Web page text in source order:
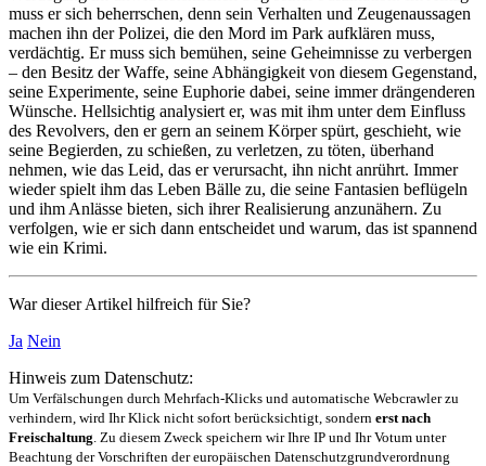
muss er sich beherr­schen, denn sein Verhalten und Zeugen­aussa­gen
machen ihn der Polizei, die den Mord im Park aufklären muss,
verdächtig. Er muss sich bemühen, seine Geheim­nisse zu verbergen
– den Besitz der Waffe, seine Ab­hängig­keit von diesem Gegen­stand,
seine Experi­mente, seine Euphorie dabei, seine immer drängen­deren
Wünsche. Hell­sichtig analy­siert er, was mit ihm unter dem Einfluss
des Revolvers, den er gern an seinem Körper spürt, geschieht, wie
seine Begierden, zu schießen, zu verletzen, zu töten, überhand
nehmen, wie das Leid, das er verursacht, ihn nicht anrührt. Immer
wieder spielt ihm das Leben Bälle zu, die seine Fantasien beflügeln
und ihm Anlässe bieten, sich ihrer Realisie­rung anzu­nähern. Zu
verfolgen, wie er sich dann ent­scheidet und warum, das ist spannend
wie ein Krimi.
War dieser Artikel hilfreich für Sie?
Ja Nein
Hinweis zum Datenschutz:
Um Verfälschungen durch Mehrfach-Klicks und automatische Webcrawler zu
verhindern, wird Ihr Klick nicht sofort berücksichtigt, sondern erst nach
Freischaltung . Zu diesem Zweck speichern wir Ihre IP und Ihr Votum unter
Beachtung der Vorschriften der europäischen Datenschutzgrundverordnung